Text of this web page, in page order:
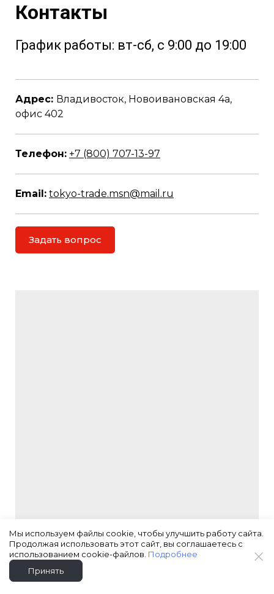
Контакты
График работы: вт-сб, с 9:00 до 19:00
Адрес: Владивосток, Новоивановская 4а,
офис 402
Телефон: +7 (800) 707-13-97
Email: tokyo-trade.msn@mail.ru
Задать вопрос
Мы используем файлы cookie, чтобы улучшить работу сайта.
Продолжая использовать этот сайт, вы соглашаетесь с
использованием cookie-файлов. Подробнее
Принять